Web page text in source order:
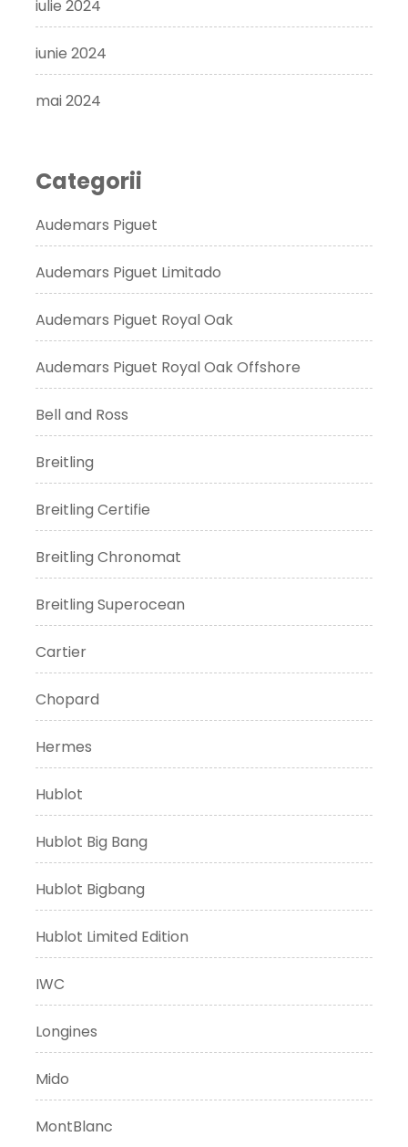
iulie 2024
iunie 2024
mai 2024
Categorii
Audemars Piguet
Audemars Piguet Limitado
Audemars Piguet Royal Oak
Audemars Piguet Royal Oak Offshore
Bell and Ross
Breitling
Breitling Certifie
Breitling Chronomat
Breitling Superocean
Cartier
Chopard
Hermes
Hublot
Hublot Big Bang
Hublot Bigbang
Hublot Limited Edition
IWC
Longines
Mido
MontBlanc